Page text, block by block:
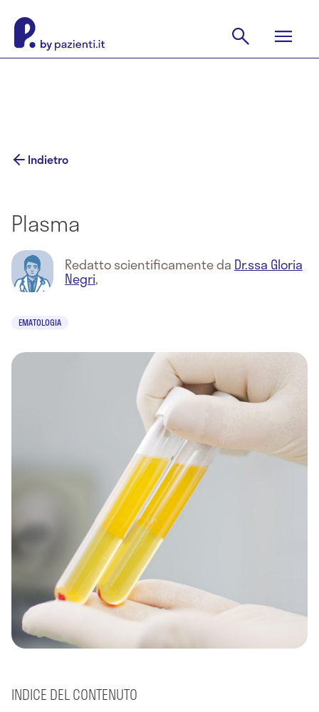
Indietro
Plasma
Redatto scientificamente da Dr.ssa Gloria
Negri,
EMATOLOGIA
INDICE DEL CONTENUTO